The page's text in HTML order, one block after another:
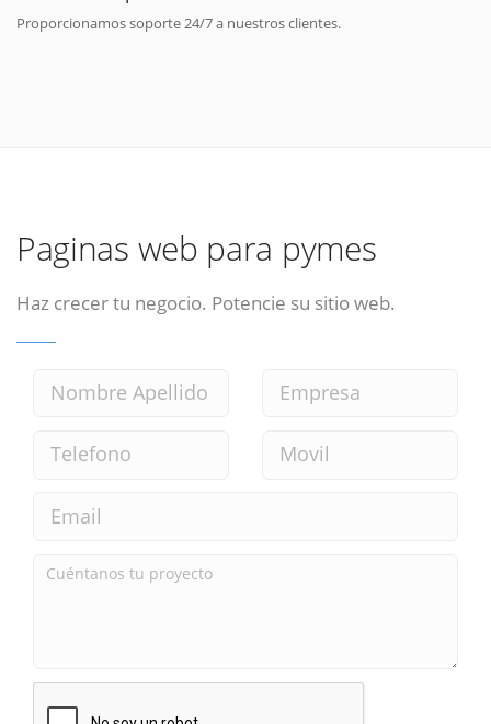
Proporcionamos soporte 24/7 a nuestros clientes.
Paginas web para pymes
Haz crecer tu negocio. Potencie su sitio web.